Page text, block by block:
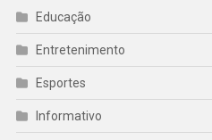
Educação
Entretenimento
Esportes
Informativo